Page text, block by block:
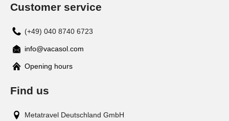
Customer service
(+49) 040 8740 6723
info@vacasol.com
Opening hours
Find us
Metatravel Deutschland GmbH